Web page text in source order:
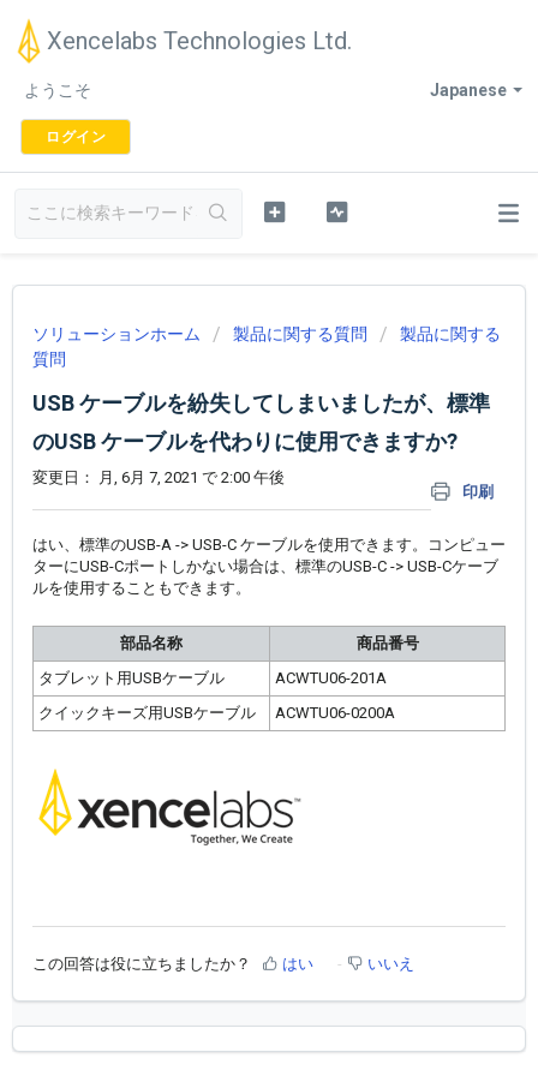
Xencelabs Technologies Ltd.
Japanese
ようこそ
ログイン
ソリューションホーム 製品に関する質問
製品に関する
質問
USB ケーブルを紛失してしまいましたが、標準
のUSB ケーブルを代わりに使用できますか?
印刷
変更日： 月, 6月 7, 2021 で 2:00 午後
はい、標準のUSB-A -> USB-C ケーブルを使用できます。コンピュー
ターにUSB-Cポートしかない場合は、標準のUSB-C -> USB-Cケーブ
ルを使用することもできます。
部品名称
商品番号
タブレット用USBケーブル
ACWTU06-201A
クイックキーズ用USBケーブル
ACWTU06-0200A
この回答は役に立ちましたか？ はい いいえ